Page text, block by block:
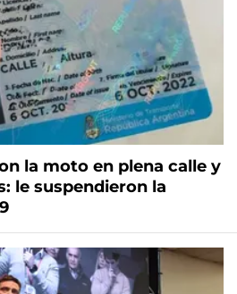
la moto en plena calle y
le suspendieron la